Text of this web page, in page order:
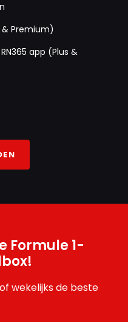
Premium)
app (Plus &
Formule 1-
wekelijks de beste